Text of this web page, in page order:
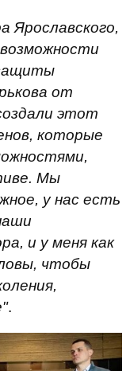
Ярославского,
от
этот
которые
Мы
у нас есть
и у меня как
чтобы
.